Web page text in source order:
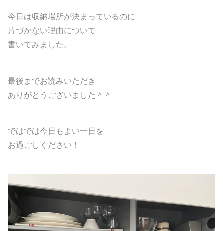
今日は収納場所が決まっているのに
片づかない理由について
書いてみました。
最後までお読みいただき
ありがとうございました＾＾
ではでは今日もよい一日を
お過ごしください！